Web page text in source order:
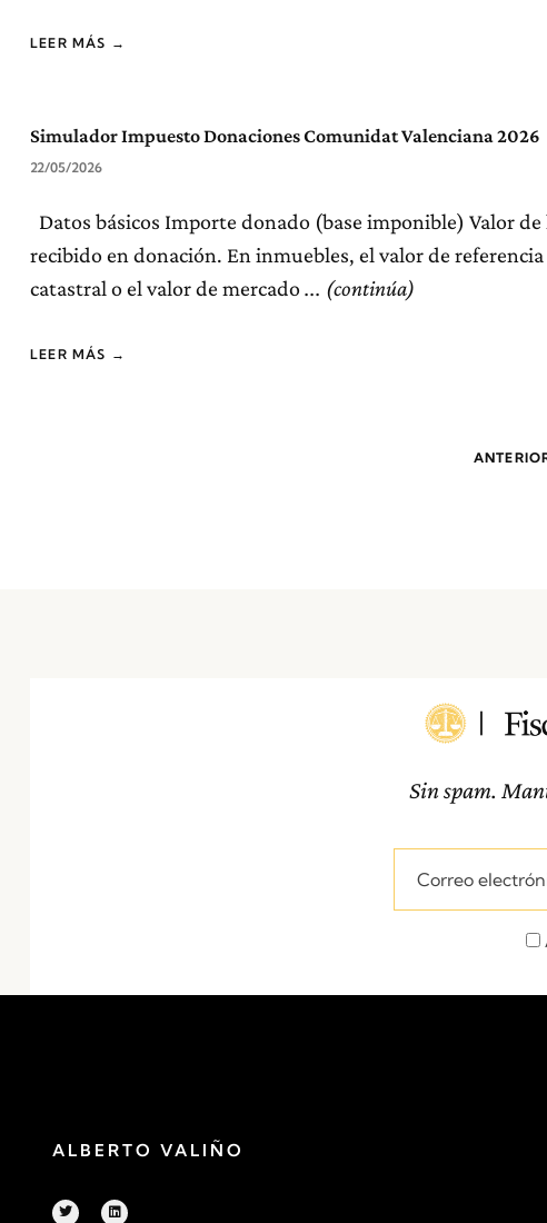
LEER MÁS →
Simulador Impuesto Donaciones Comunidat Valenciana 2026
22/05/2026
Datos básicos Importe donado (base imponible) Valor de
recibido en donación. En inmuebles, el valor de referencia
catastral o el valor de mercado
LEER MÁS →
Sin spam.
ALBERTO VALIÑO